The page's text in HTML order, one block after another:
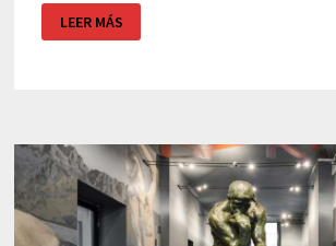
EXPOSICIÓN
IÑIGO
MANTEROLA
LEER MÁS